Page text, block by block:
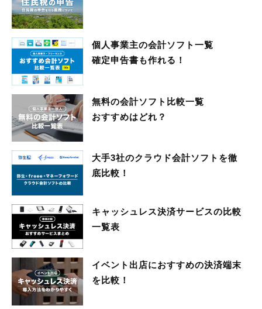
個人事業主の会計ソフト一覧
確定申告書も作れる！
無料の会計ソフト比較一覧
おすすめはどれ？
大手3社のクラウド会計ソフトを徹
底比較！
キャッシュレス決済サービスの比較
一覧表
イベント出店におすすめの決済端末
を比較！